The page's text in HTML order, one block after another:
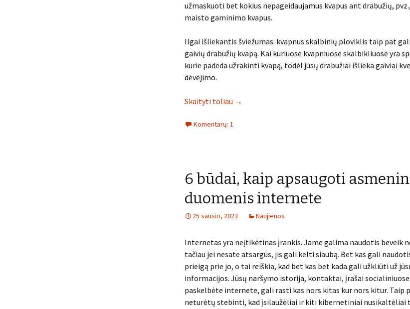
užmaskuoti bet kokius nepageidaujamus kvapus ant drabužių,
maisto gaminimo kvapus.
Ilgai išliekantis šviežumas: kvapnus skalbinių ploviklis taip pat
gaivių drabužių kvapą. Kai kuriuose kvapniuose skalbikliuose yra
kurie padeda užrakinti kvapą, todėl jūsų drabužiai išlieka gaiviai
dėvėjimo.
Skaityti toliau →
Komentarų: 1
6 būdai, kaip apsaugoti
duomenis internete
25 sausio, 2023 Naujienos
Internetas yra neįtikėtinas įrankis. Jame galima naudotis beveik
tačiau jei nesate atsargūs, jis gali kelti siaubą. Bet kas gali
prieigą prie jo, o tai reiškia, kad bet kas bet kada gali užkliūti už
informacijos. Jūsų naršymo istorija, kontaktai, įrašai
paskelbėte internete, gali rasti kas nors kitas kur nors kitur. Taip
neturėtų stebinti, kad įsilaužėliai ir kiti kibernetiniai nusikaltėliai